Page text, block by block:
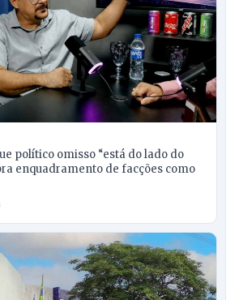
político omisso “está do lado do
enquadramento de facções como